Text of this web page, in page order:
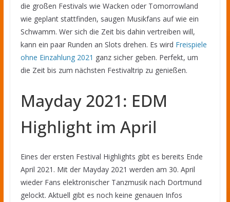
die großen Festivals wie Wacken oder Tomorrowland
wie geplant stattfinden, saugen Musikfans auf wie ein
Schwamm. Wer sich die Zeit bis dahin vertreiben will,
kann ein paar Runden an Slots drehen. Es wird Freispiele
ohne Einzahlung 2021 ganz sicher geben. Perfekt, um
die Zeit bis zum nächsten Festivaltrip zu genießen.
Mayday 2021: EDM
Highlight im April
Eines der ersten Festival Highlights gibt es bereits Ende
April 2021. Mit der Mayday 2021 werden am 30. April
wieder Fans elektronischer Tanzmusik nach Dortmund
gelockt. Aktuell gibt es noch keine genauen Infos